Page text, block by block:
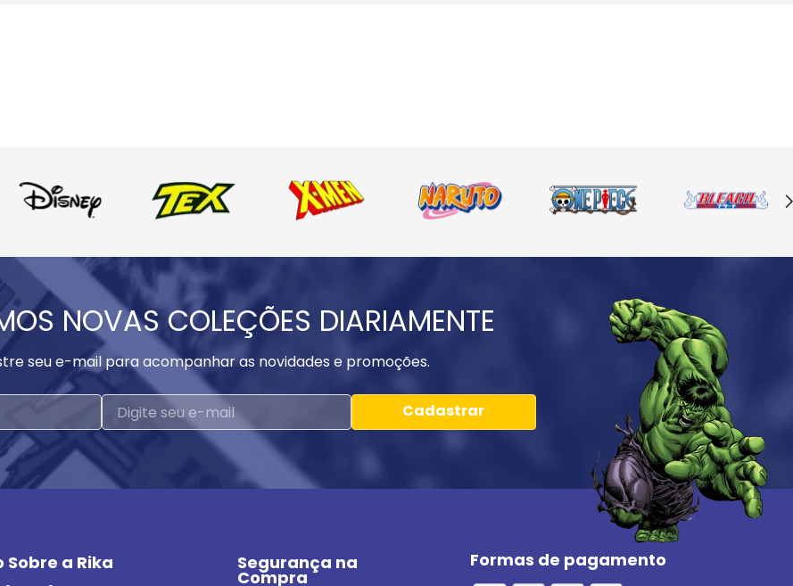
NOVAS COLEÇÕES DIARIAMENTE
seu e-mail para acompanhar as novidades e promoções.
Cadastrar
Sobre a Rika Segurança na
Compra
Formas de pagamento